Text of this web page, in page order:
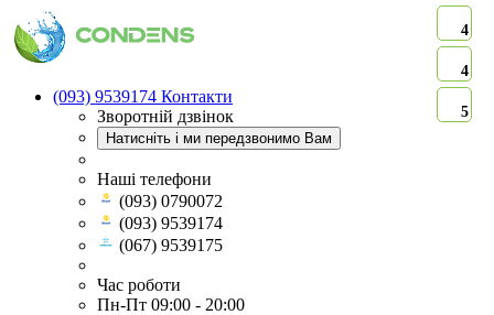
(093) 9539174 Контакти
Зворотній дзвінок
Натисніть і ми передзвонимо Вам
Наші телефони
(093) 0790072
(093) 9539174
(067) 9539175
Час роботи
Пн-Пт 09:00 - 20:00
4
4
5